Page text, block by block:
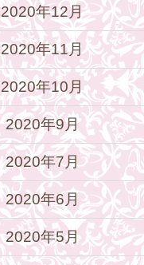
2020年12月
2020年11月
2020年10月
2020年9月
2020年7月
2020年6月
2020年5月